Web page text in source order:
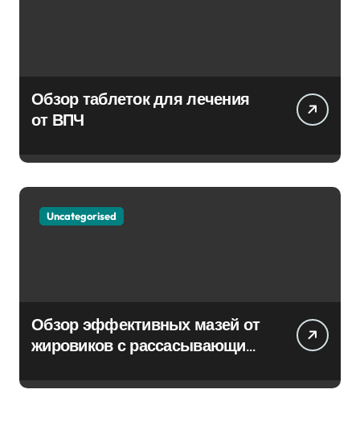
Обзор таблеток для лечения
от ВПЧ
Uncategorised
Обзор эффективных мазей от
жировиков с рассасывающим